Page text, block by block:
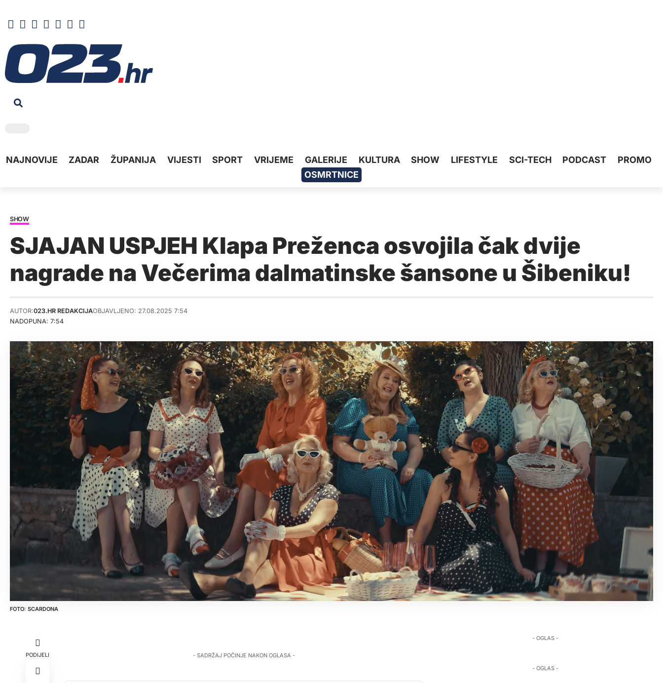
NAJNOVIJE ZADAR ŽUPANIJA VIJESTI SPORT VRIJEME GALERIJE KULTURA SHOW LIFESTYLE SCI-TECH PODCAST
PROMO
OSMRTNICE
SHOW
SJAJAN USPJEH Klapa Preženca osvojila čak dvije
nagrade na Večerima dalmatinske šansone u Šibeniku!
NADOPUNA: 7:54
AUTOR:023.HR REDAKCIJAOBJAVLJENO: 27.08.2025 7:54
SCARDONA
PODIJELI - SADRŽAJ POČINJE NAKON OGLASA -
- OGLAS -
- OGLAS -